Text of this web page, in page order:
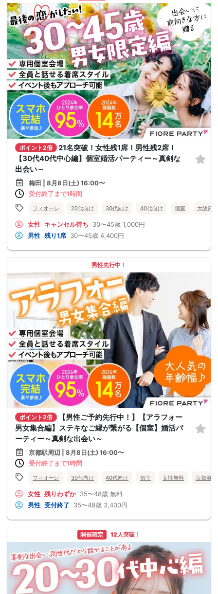
ポイント2倍
21名突破！女性残1席！男性残2席！
【30代40代中心編】個室婚活パーティー～真剣な
出会い～
梅田 | 8月8日(土) 16:00〜
受付終了まで1時間
フィオーレ 20代向け 30代向け 40代向け 個室 大阪府
女性 キャンセル待ち 30〜45歳 1,000円
男性 残り1席 30〜45歳 4,400円
男性先行中！
ポイント2倍
【男性ご予約先行中！】【アラフォー
男女集合編】ステキなご縁が繋がる【個室】婚活パ
ーティー～真剣な出会い～
京都駅周辺 | 8月8日(土) 16:00〜
受付終了まで1時間
フィオーレ 30代向け 40代向け 個室 女性無料 京都府
女性 残りわずか 35〜48歳 無料
男性 受付終了 35〜48歳 3,400円
開催確定 12人突破！